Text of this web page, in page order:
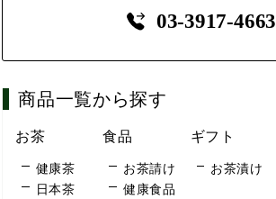
03-3917-4663
商品一覧から探す
お茶
健康茶
日本茶
食品
お茶請け
健康食品
ギフト
お茶漬け